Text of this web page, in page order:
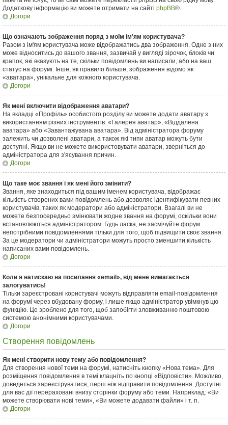
Додаткову інформацію ви можете отримати на сайті phpBB®.
Догори
Що означають зображення поряд з моїм ім'ям користувача?
Разом з ім'ям користувача може відображатись два зображення. Одне з них
може відноситись до вашого звання, зазвичай у вигляді зірочок, блоків чи
крапок, які вказують на те, скільки повідомлень ви написали, або на ваш
статус на форумі. Інше, як правило більше, зображення відомо як
«аватара», унікальне для кожного користувача.
Догори
Як мені включити відображення аватари?
На вкладці «Профіль» особистого розділу ви можете додати аватару з
використанням різних інструментів: «Галерея аватар», «Віддалена
аватара» або «Завантажувана аватара». Від адміністратора форуму
залежить чи дозволені аватари, а також які типи аватар можуть бути
доступні. Якщо ви не можете використовувати аватари, зверніться до
адміністратора для з'ясування причин.
Догори
Що таке моє звання і як мені його змінити?
Звання, яке знаходиться під вашим іменем користувача, відображає
кількість створених вами повідомлень або дозволяє ідентифікувати певних
користувачів, таких як модератори або адміністратори. Взагалі ви не
можете безпосередньо змінювати жодне звання на форумі, оскільки вони
встановлюються адміністратором. Будь ласка, не засмічуйте форум
непотрібними повідомленнями тільки для того, щоб підвищити своє звання.
За це модератори чи адміністратори можуть просто зменшити кількість
написаних вами повідомлень.
Догори
Коли я натискаю на посилання «email», від мене вимагається
залогуватись!
Тільки зареєстровані користувачі можуть відправляти email-повідомлення
на форумі через вбудовану форму, і лише якщо адміністратор увімкнув цю
функцію. Це зроблено для того, щоб запобігти зловживанню поштовою
системою анонімними користувачами.
Догори
Створення повідомлень
Як мені створити нову тему або повідомлення?
Для створення нової теми на форумі, натисніть кнопку «Нова тема». Для
розміщення повідомлення в темі клацніть по кнопці «Відповісти». Можливо,
доведеться зареєструватися, перш ніж відправити повідомлення. Доступні
для вас дії перераховані внизу сторінки форуму або теми. Наприклад: «Ви
можете створювати нові теми», «Ви можете додавати файли» і т. п.
Догори